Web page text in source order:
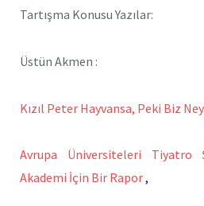
Tartışma Konusu Yazılar:
Üstün Akmen :
Kızıl Peter Hayvansa, Peki Biz
Avrupa Üniversiteleri Tiyatro
Akademi İçin Bir Rapor,